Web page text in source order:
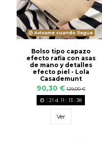
Avísame cuando llegue
Bolso tipo capazo
efecto rafia con asas
de mano y detalles
efecto piel - Lola
Casademunt
90,30 € 129,00 €
21 d. 11 :13 :38
Ver